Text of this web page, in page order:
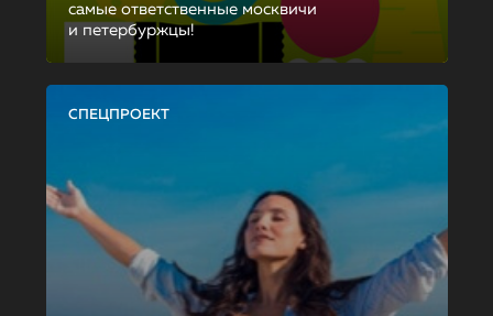
самые ответственные москвичи
и петербуржцы!
СПЕЦПРОЕКТ